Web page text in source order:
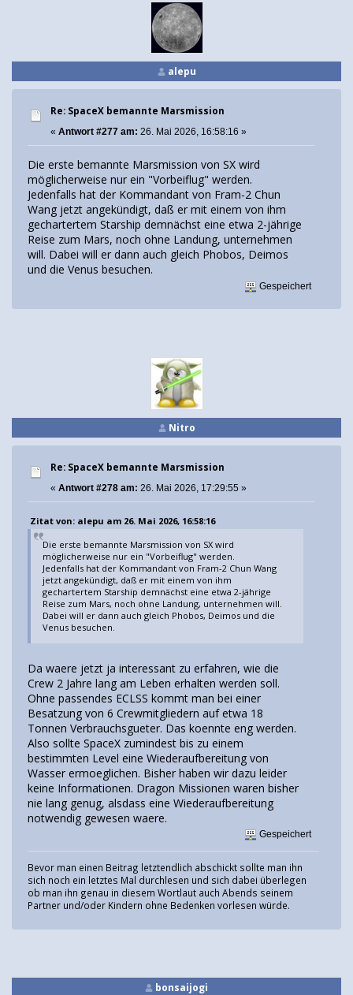
alepu
Re: SpaceX bemannte Marsmission
« Antwort #277 am: 26. Mai 2026, 16:58:16 »
Die erste bemannte Marsmission von SX wird
möglicherweise nur ein "Vorbeiflug" werden.
Jedenfalls hat der Kommandant von Fram-2 Chun
Wang jetzt angekündigt, daß er mit einem von ihm
gechartertem Starship demnächst eine etwa 2-jährige
Reise zum Mars, noch ohne Landung, unternehmen
will. Dabei will er dann auch gleich Phobos, Deimos
und die Venus besuchen.
Gespeichert
Nitro
Re: SpaceX bemannte Marsmission
« Antwort #278 am: 26. Mai 2026, 17:29:55 »
Zitat von: alepu am 26. Mai 2026, 16:58:16
Die erste bemannte Marsmission von SX wird
möglicherweise nur ein "Vorbeiflug" werden.
Jedenfalls hat der Kommandant von Fram-2 Chun Wang
jetzt angekündigt, daß er mit einem von ihm
gechartertem Starship demnächst eine etwa 2-jährige
Reise zum Mars, noch ohne Landung, unternehmen will.
Dabei will er dann auch gleich Phobos, Deimos und die
Venus besuchen.
Da waere jetzt ja interessant zu erfahren, wie die
Crew 2 Jahre lang am Leben erhalten werden soll.
Ohne passendes ECLSS kommt man bei einer
Besatzung von 6 Crewmitgliedern auf etwa 18
Tonnen Verbrauchsgueter. Das koennte eng werden.
Also sollte SpaceX zumindest bis zu einem
bestimmten Level eine Wiederaufbereitung von
Wasser ermoeglichen. Bisher haben wir dazu leider
keine Informationen. Dragon Missionen waren bisher
nie lang genug, alsdass eine Wiederaufbereitung
notwendig gewesen waere.
Gespeichert
Bevor man einen Beitrag letztendlich abschickt sollte man ihn
sich noch ein letztes Mal durchlesen und sich dabei überlegen
ob man ihn genau in diesem Wortlaut auch Abends seinem
Partner und/oder Kindern ohne Bedenken vorlesen würde.
bonsaijogi